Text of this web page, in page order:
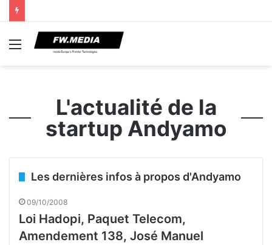
Menu
L'actualité de la
startup Andyamo
Les dernières infos à propos d'Andyamo
09/10/2008
Loi Hadopi, Paquet Telecom,
Amendement 138, José Manuel